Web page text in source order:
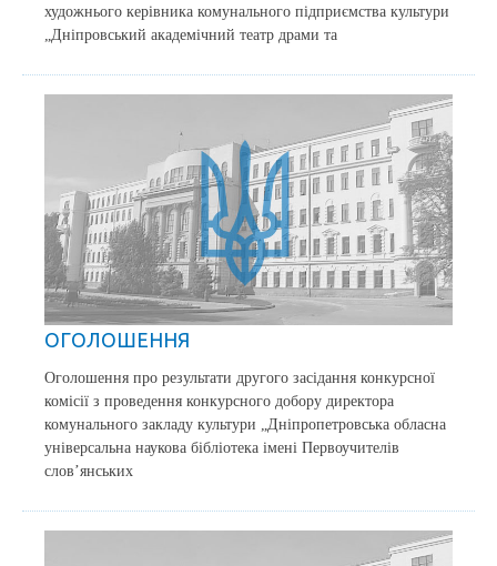
художнього керівника комунального підприємства культури
„Дніпровський академічний театр драми та
ОГОЛОШЕННЯ
Оголошення про результати другого засідання конкурсної
комісії з проведення конкурсного добору директора
комунального закладу культури „Дніпропетровська обласна
універсальна наукова бібліотека імені Первоучителів
слов’янських